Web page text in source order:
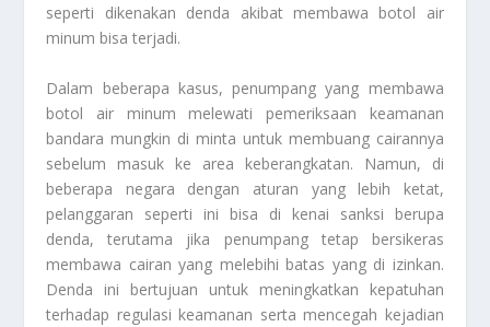
seperti dikenakan denda akibat membawa botol air
minum bisa terjadi.
Dalam beberapa kasus, penumpang yang membawa
botol air minum melewati pemeriksaan keamanan
bandara mungkin di minta untuk membuang cairannya
sebelum masuk ke area keberangkatan. Namun, di
beberapa negara dengan aturan yang lebih ketat,
pelanggaran seperti ini bisa di kenai sanksi berupa
denda, terutama jika penumpang tetap bersikeras
membawa cairan yang melebihi batas yang di izinkan.
Denda ini bertujuan untuk meningkatkan kepatuhan
terhadap regulasi keamanan serta mencegah kejadian